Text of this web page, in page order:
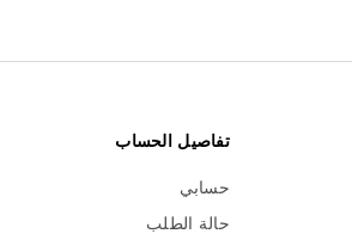
تفاصيل الحساب
حسابي
حالة الطلب